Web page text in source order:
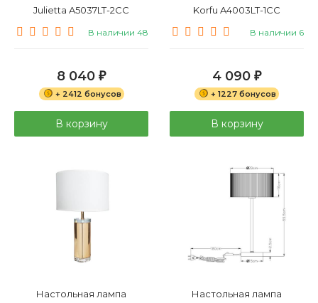
Julietta A5037LT-2CC
В наличии 48
8 040 ₽
+ 2412 бонусов
В корзину
Korfu A4003LT-1CC
В наличии 6
4 090 ₽
+ 1227 бонусов
В корзину
Настольная лампа
Настольная лампа